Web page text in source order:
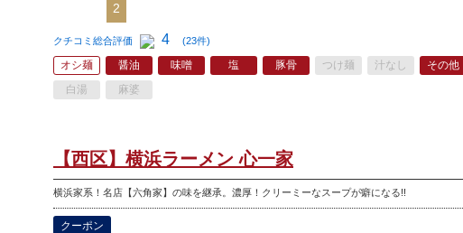
2
クチコミ総合評価 4 (23件)
オシ麺 醤油 味噌 塩 豚骨 つけ麺 汁なし
その他
白湯
麻婆
【西区】横浜ラーメン 心一家
横浜家系！名店【六角家】の味を継承。濃厚！クリーミーなスープが癖になる!!
クーポン